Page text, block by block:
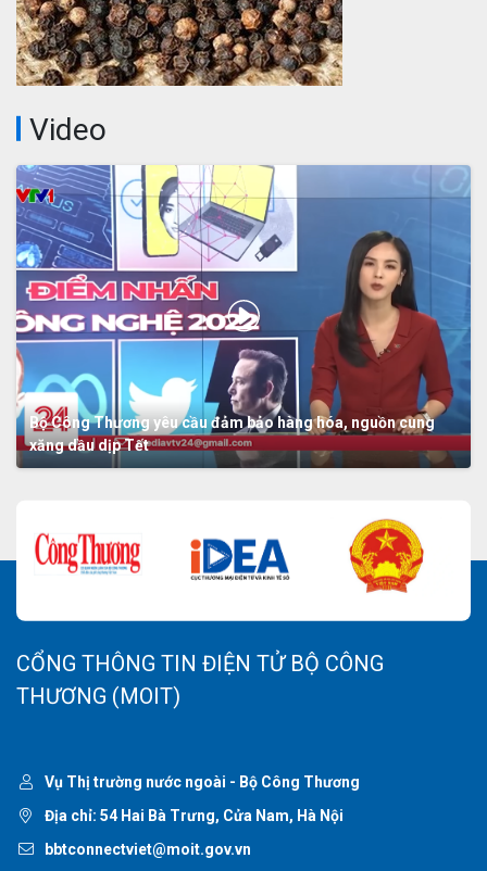
Video
Bộ Công Thương yêu cầu đảm bảo hàng hóa, nguồn cung
xăng dầu dịp Tết
CỔNG THÔNG TIN ĐIỆN TỬ BỘ CÔNG
THƯƠNG (MOIT)
Vụ Thị trường nước ngoài - Bộ Công Thương
Địa chỉ: 54 Hai Bà Trưng, Cửa Nam, Hà Nội
bbtconnectviet@moit.gov.vn